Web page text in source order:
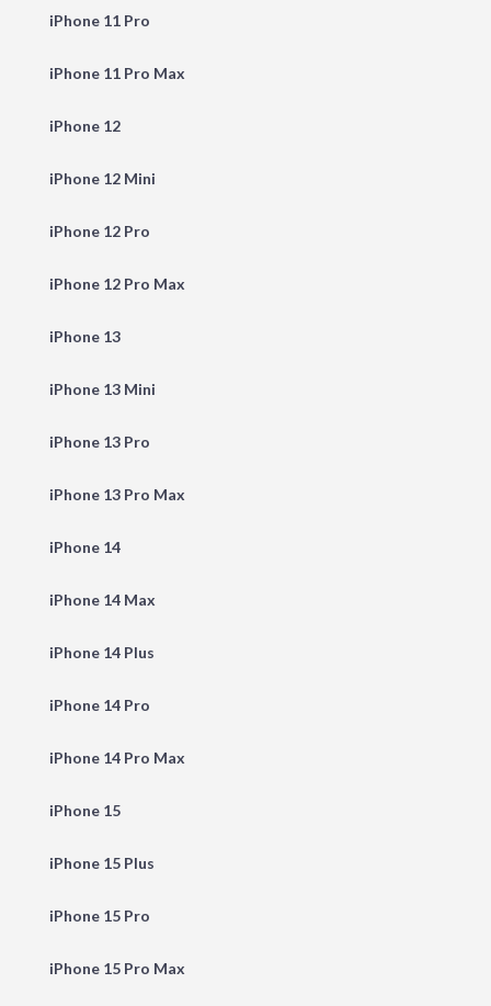
iPhone 11 Pro
iPhone 11 Pro Max
iPhone 12
iPhone 12 Mini
iPhone 12 Pro
iPhone 12 Pro Max
iPhone 13
iPhone 13 Mini
iPhone 13 Pro
iPhone 13 Pro Max
iPhone 14
iPhone 14 Max
iPhone 14 Plus
iPhone 14 Pro
iPhone 14 Pro Max
iPhone 15
iPhone 15 Plus
iPhone 15 Pro
iPhone 15 Pro Max